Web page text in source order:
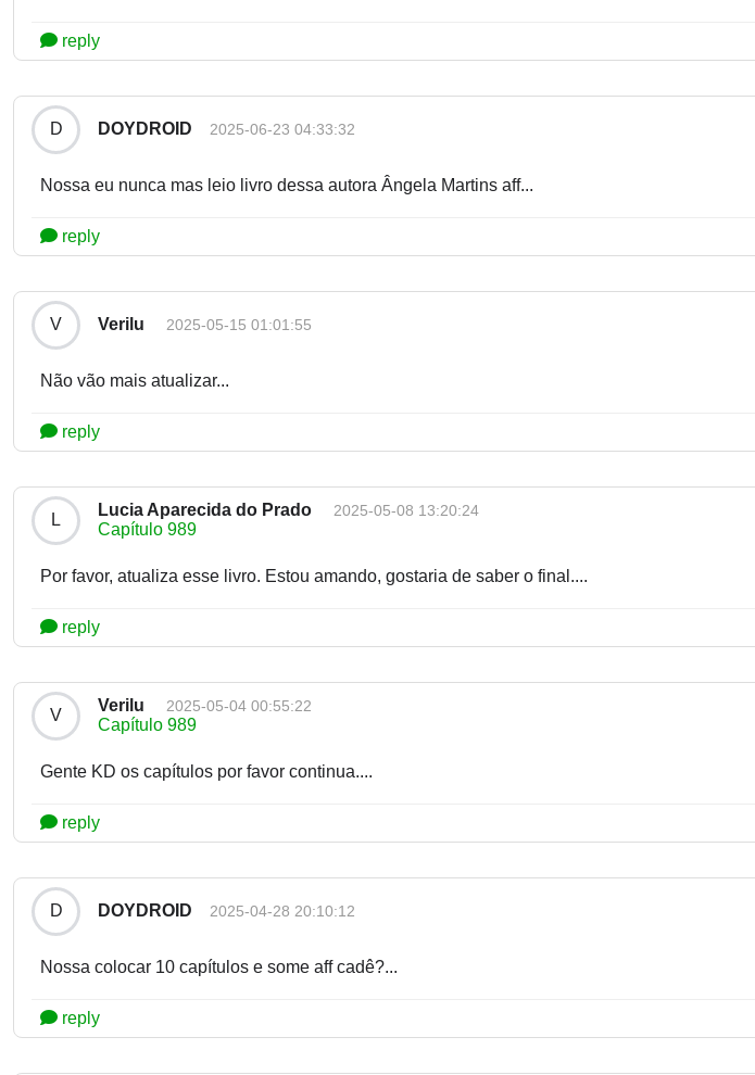
reply
D DOYDROID 2025-06-23 04:33:32
Nossa eu nunca mas leio livro dessa autora Ângela Martins aff...
reply
V Verilu 2025-05-15 01:01:55
Não vão mais atualizar...
reply
L
Lucia Aparecida do Prado 2025-05-08 13:20:24
Capítulo 989
Por favor, atualiza esse livro. Estou amando, gostaria de saber o final....
reply
V
Verilu 2025-05-04 00:55:22
Capítulo 989
Gente KD os capítulos por favor continua....
reply
D DOYDROID 2025-04-28 20:10:12
Nossa colocar 10 capítulos e some aff cadê?...
reply